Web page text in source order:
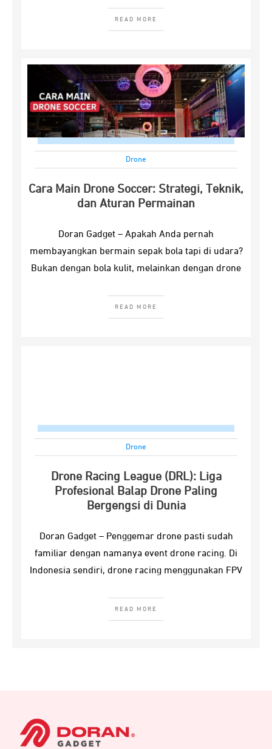
READ MORE
Drone
Cara Main Drone Soccer: Strategi, Teknik,
dan Aturan Permainan
Doran Gadget – Apakah Anda pernah
membayangkan bermain sepak bola tapi di udara?
Bukan dengan bola kulit, melainkan dengan drone
READ MORE
Drone
Drone Racing League (DRL): Liga
Profesional Balap Drone Paling
Bergengsi di Dunia
Doran Gadget – Penggemar drone pasti sudah
familiar dengan namanya event drone racing. Di
Indonesia sendiri, drone racing menggunakan FPV
READ MORE